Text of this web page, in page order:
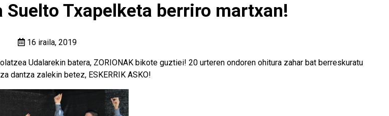
Txapelketa berriro martxan!
16 iraila, 2019
Udalarekin batera, ZORIONAK bikote guztiei! 20 urteren ondoren ohitura zahar bat berreskuratu
dantza zalekin betez, ESKERRIK ASKO!